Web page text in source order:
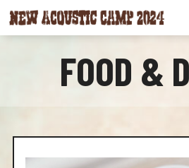
FOOD &